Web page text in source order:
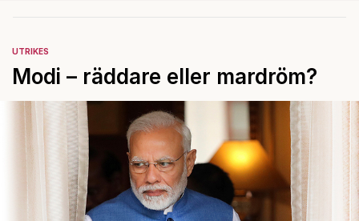
UTRIKES
Modi – räddare eller mardröm?